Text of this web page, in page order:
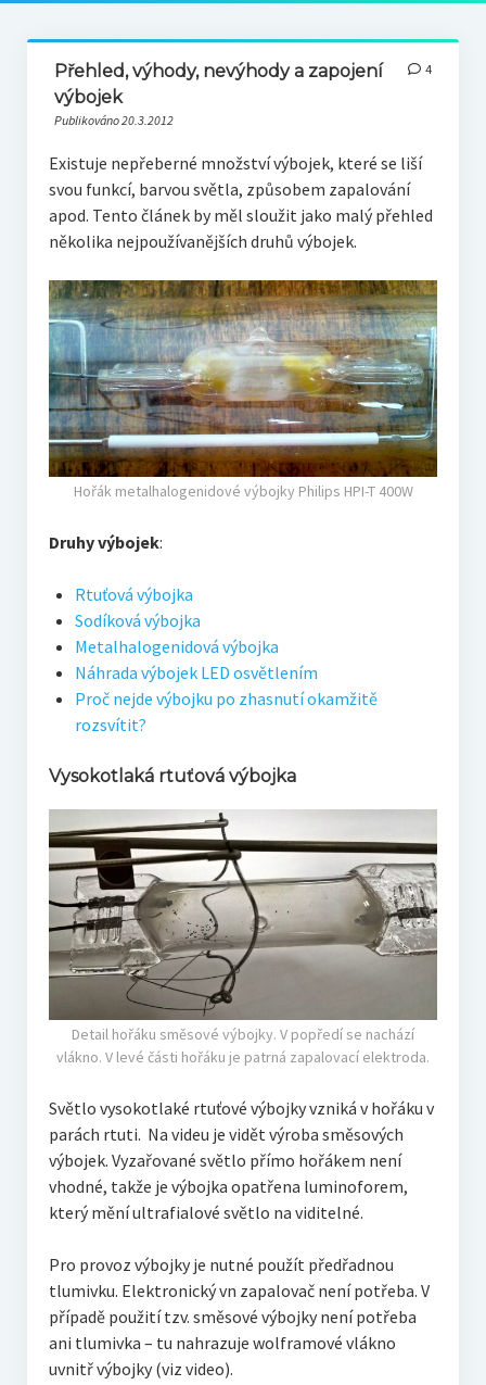
Přehled, výhody, nevýhody a zapojení
výbojek
Publikováno 20.3.2012
4
Existuje nepřeberné množství výbojek, které se liší
svou funkcí, barvou světla, způsobem zapalování
apod. Tento článek by měl sloužit jako malý přehled
několika nejpoužívanějších druhů výbojek.
Hořák metalhalogenidové výbojky Philips HPI-T 400W
Druhy výbojek:
Rtuťová výbojka
Sodíková výbojka
Metalhalogenidová výbojka
Náhrada výbojek LED osvětlením
Proč nejde výbojku po zhasnutí okamžitě
rozsvítit?
Vysokotlaká rtuťová výbojka
Detail hořáku směsové výbojky. V popředí se nachází
vlákno. V levé části hořáku je patrná zapalovací elektroda.
Světlo vysokotlaké rtuťové výbojky vzniká v hořáku v
parách rtuti. Na videu je vidět výroba směsových
výbojek. Vyzařované světlo přímo hořákem není
vhodné, takže je výbojka opatřena luminoforem,
který mění ultrafialové světlo na viditelné.
Pro provoz výbojky je nutné použít předřadnou
tlumivku. Elektronický vn zapalovač není potřeba. V
případě použití tzv. směsové výbojky není potřeba
ani tlumivka – tu nahrazuje wolframové vlákno
uvnitř výbojky (viz video).